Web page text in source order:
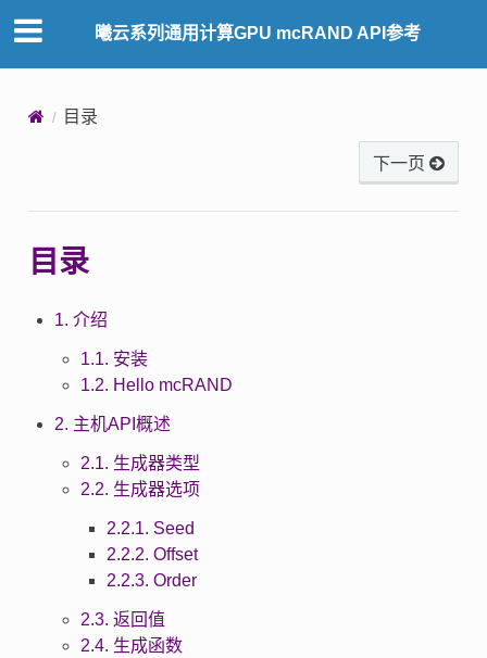
曦云系列通用计算GPU mcRAND API参考
目录
下一页
目录
1. 介绍
1.1. 安装
1.2. Hello mcRAND
2. 主机API概述
2.1. 生成器类型
2.2. 生成器选项
2.2.1. Seed
2.2.2. Offset
2.2.3. Order
2.3. 返回值
2.4. 生成函数